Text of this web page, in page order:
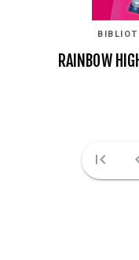
RAINBOW
first_page